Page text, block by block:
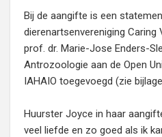
Bij de aangifte is een
dierenartsenvereniging
prof. dr. Marie-Jose Enders-
Antrozoologie aan de Open
IAHAIO toegevoegd (zie
Huurster Joyce in haar
veel liefde en zo goed als ik